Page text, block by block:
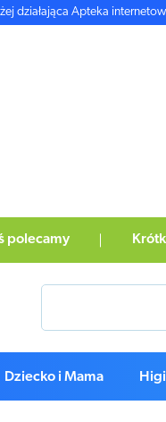
działająca Apteka
polecamy
Dziecko i Mama